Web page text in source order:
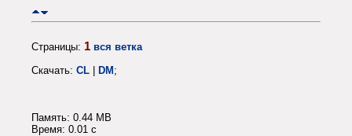
Страницы: 1 вся ветка
Скачать: CL DM ;
Память: 0.44 MB
Время: 0.01 c